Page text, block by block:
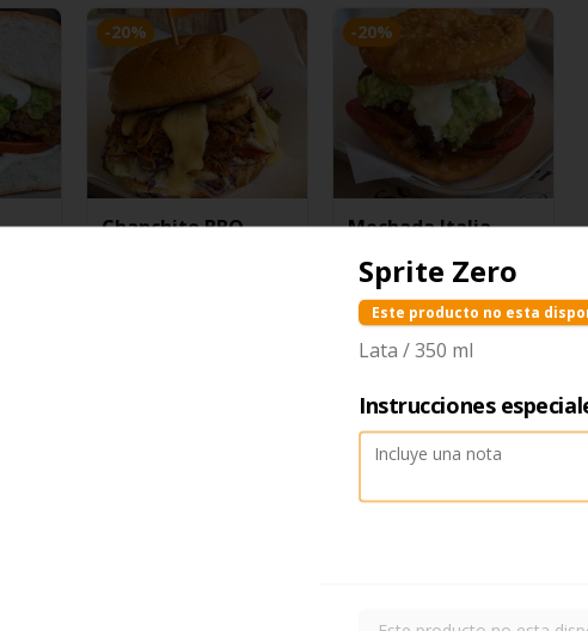
-20%
Chanchito BBQ
-20%
Mechada Italia
$7.900$9.900
Sprite Zero
Este producto no esta
Lata / 350 ml
Instrucciones